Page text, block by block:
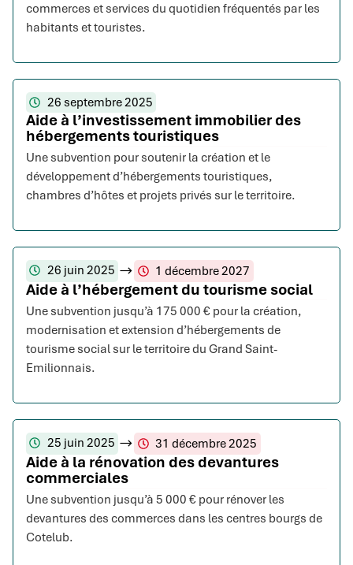
commerces et services du quotidien fréquentés par les
habitants et touristes.
26 septembre 2025
Aide à l’investissement immobilier des
hébergements touristiques
Une subvention pour soutenir la création et le
développement d’hébergements touristiques,
chambres d’hôtes et projets privés sur le territoire.
26 juin 2025 1 décembre 2027
Aide à l’hébergement du tourisme social
Une subvention jusqu’à 175 000 € pour la création,
modernisation et extension d’hébergements de
tourisme social sur le territoire du Grand Saint-
Emilionnais.
25 juin 2025 31 décembre 2025
Aide à la rénovation des devantures
commerciales
Une subvention jusqu’à 5 000 € pour rénover les
devantures des commerces dans les centres bourgs de
Cotelub.